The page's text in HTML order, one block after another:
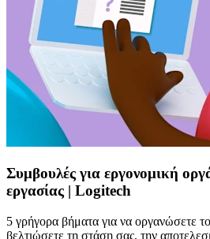
Συμβουλές για εργονομική
εργασίας | Logitech
5 γρήγορα βήματα για να οργανώσετε
βελτιώσετε τη στάση σας, την